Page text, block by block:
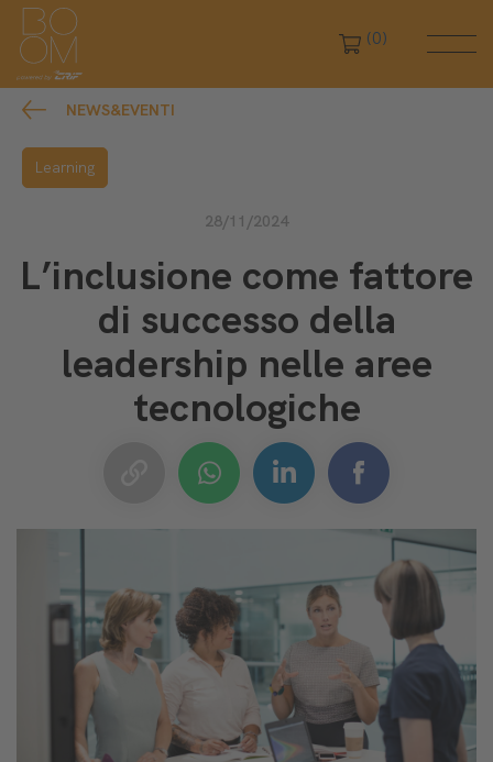
(0)
NEWS&EVENTI
Learning
28/11/2024
L’inclusione come fattore
di successo della
leadership nelle aree
tecnologiche